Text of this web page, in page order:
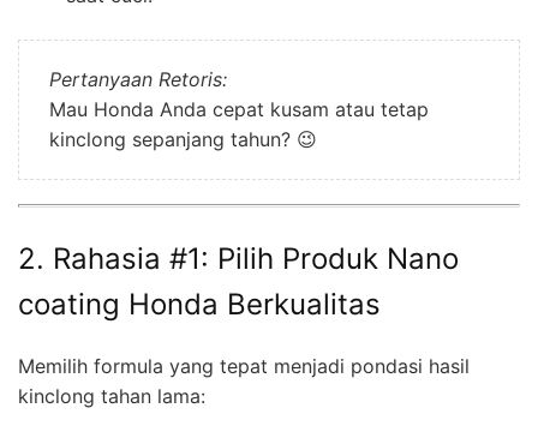
Pertanyaan Retoris:
Mau Honda Anda cepat kusam atau tetap
kinclong sepanjang tahun? 😉
2. Rahasia #1: Pilih Produk Nano
coating Honda Berkualitas
Memilih formula yang tepat menjadi pondasi hasil
kinclong tahan lama: